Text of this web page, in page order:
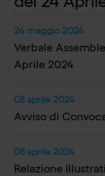
24 maggio 2024
Verbale
Aprile 2024
08 aprile 2024
Avviso di
08 aprile 2024
Relazione